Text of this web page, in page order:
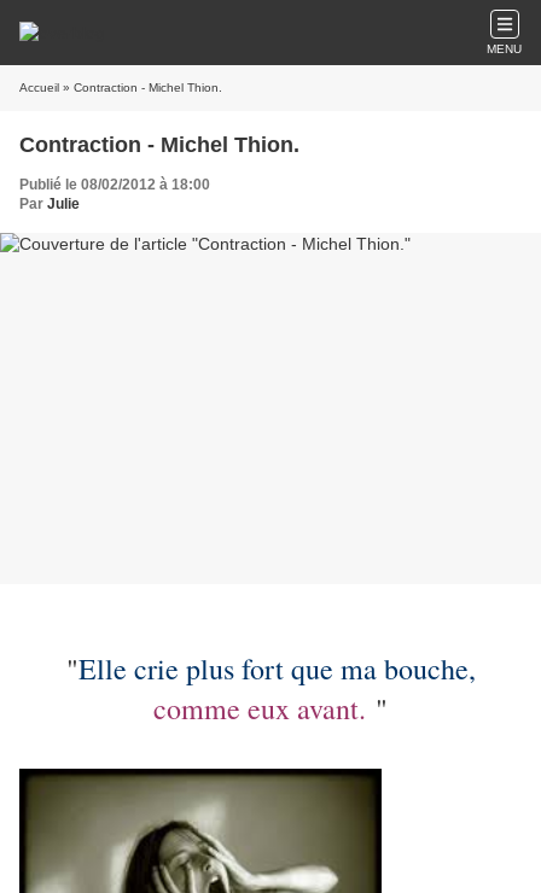
MENU
Accueil » Contraction - Michel Thion.
Contraction - Michel Thion.
Publié le 08/02/2012 à 18:00
Par Julie
"Elle crie plus fort que ma bouche,
comme eux avant. "